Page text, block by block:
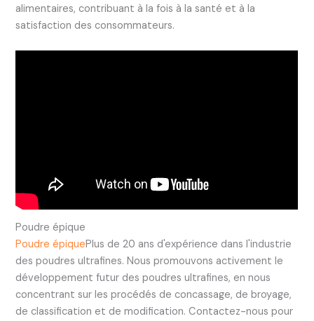
alimentaires, contribuant à la fois à la santé et à la
satisfaction des consommateurs.
Poudre épique
Poudre épiquePlus de 20 ans d'expérience dans l'industrie
des poudres ultrafines. Nous promouvons activement le
développement futur des poudres ultrafines, en nous
concentrant sur les procédés de concassage, de broyage,
de classification et de modification. Contactez-nous pour